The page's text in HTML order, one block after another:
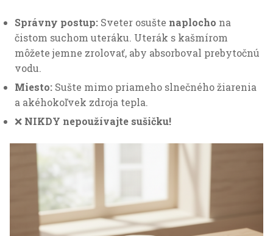
Správny postup: Sveter osušte naplocho na
čistom suchom uteráku. Uterák s kašmírom
môžete jemne zrolovať, aby absorboval prebytočnú
vodu.
Miesto: Sušte mimo priameho slnečného žiarenia
a akéhokoľvek zdroja tepla.
❌ NIKDY nepoužívajte sušičku!